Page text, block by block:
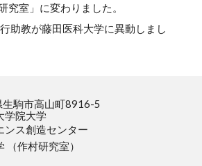
究室」に変わりました。
助教が藤田医科大学に異動しまし
駒市高山町8916-5
学院大学
ンス創造センター
（作村研究室）